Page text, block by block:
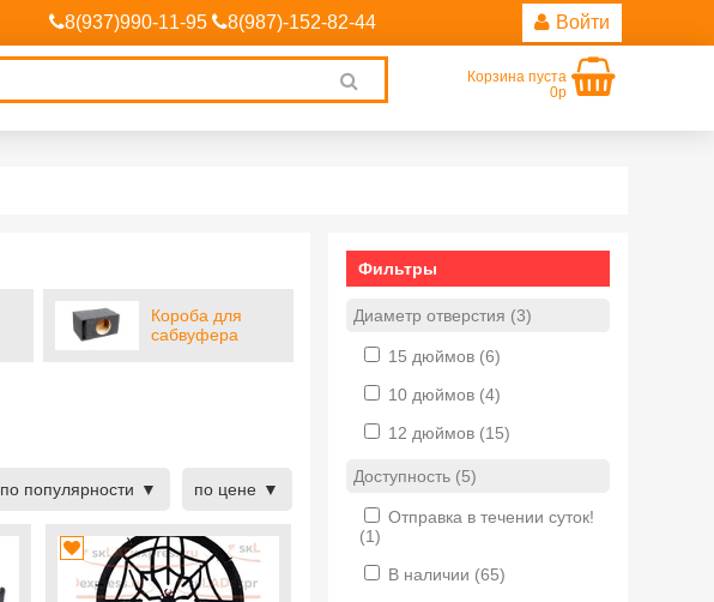
8(937)990-11-95 8(987)-152-82-44 Войти
search
Корзина пуста
0р
Короба для
сабвуфера
по популярности по цене
Фильтры
Диаметр отверстия (3)
15 дюймов (6)
10 дюймов (4)
12 дюймов (15)
Доступность (5)
Отправка в течении суток!
(1)
В наличии (65)